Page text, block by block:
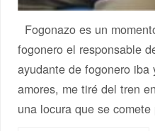
Fogonazo es un
fogonero el responsable
ayudante de fogonero
amores, me tiré del tren
una locura que se